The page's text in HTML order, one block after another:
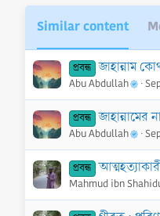
Similar content
প্রবন্ধ জাহান্নাম
Abu Abdullah
প্রবন্ধ জাহান্নামের
Abu Abdullah
প্রবন্ধ
Mahmud ibn